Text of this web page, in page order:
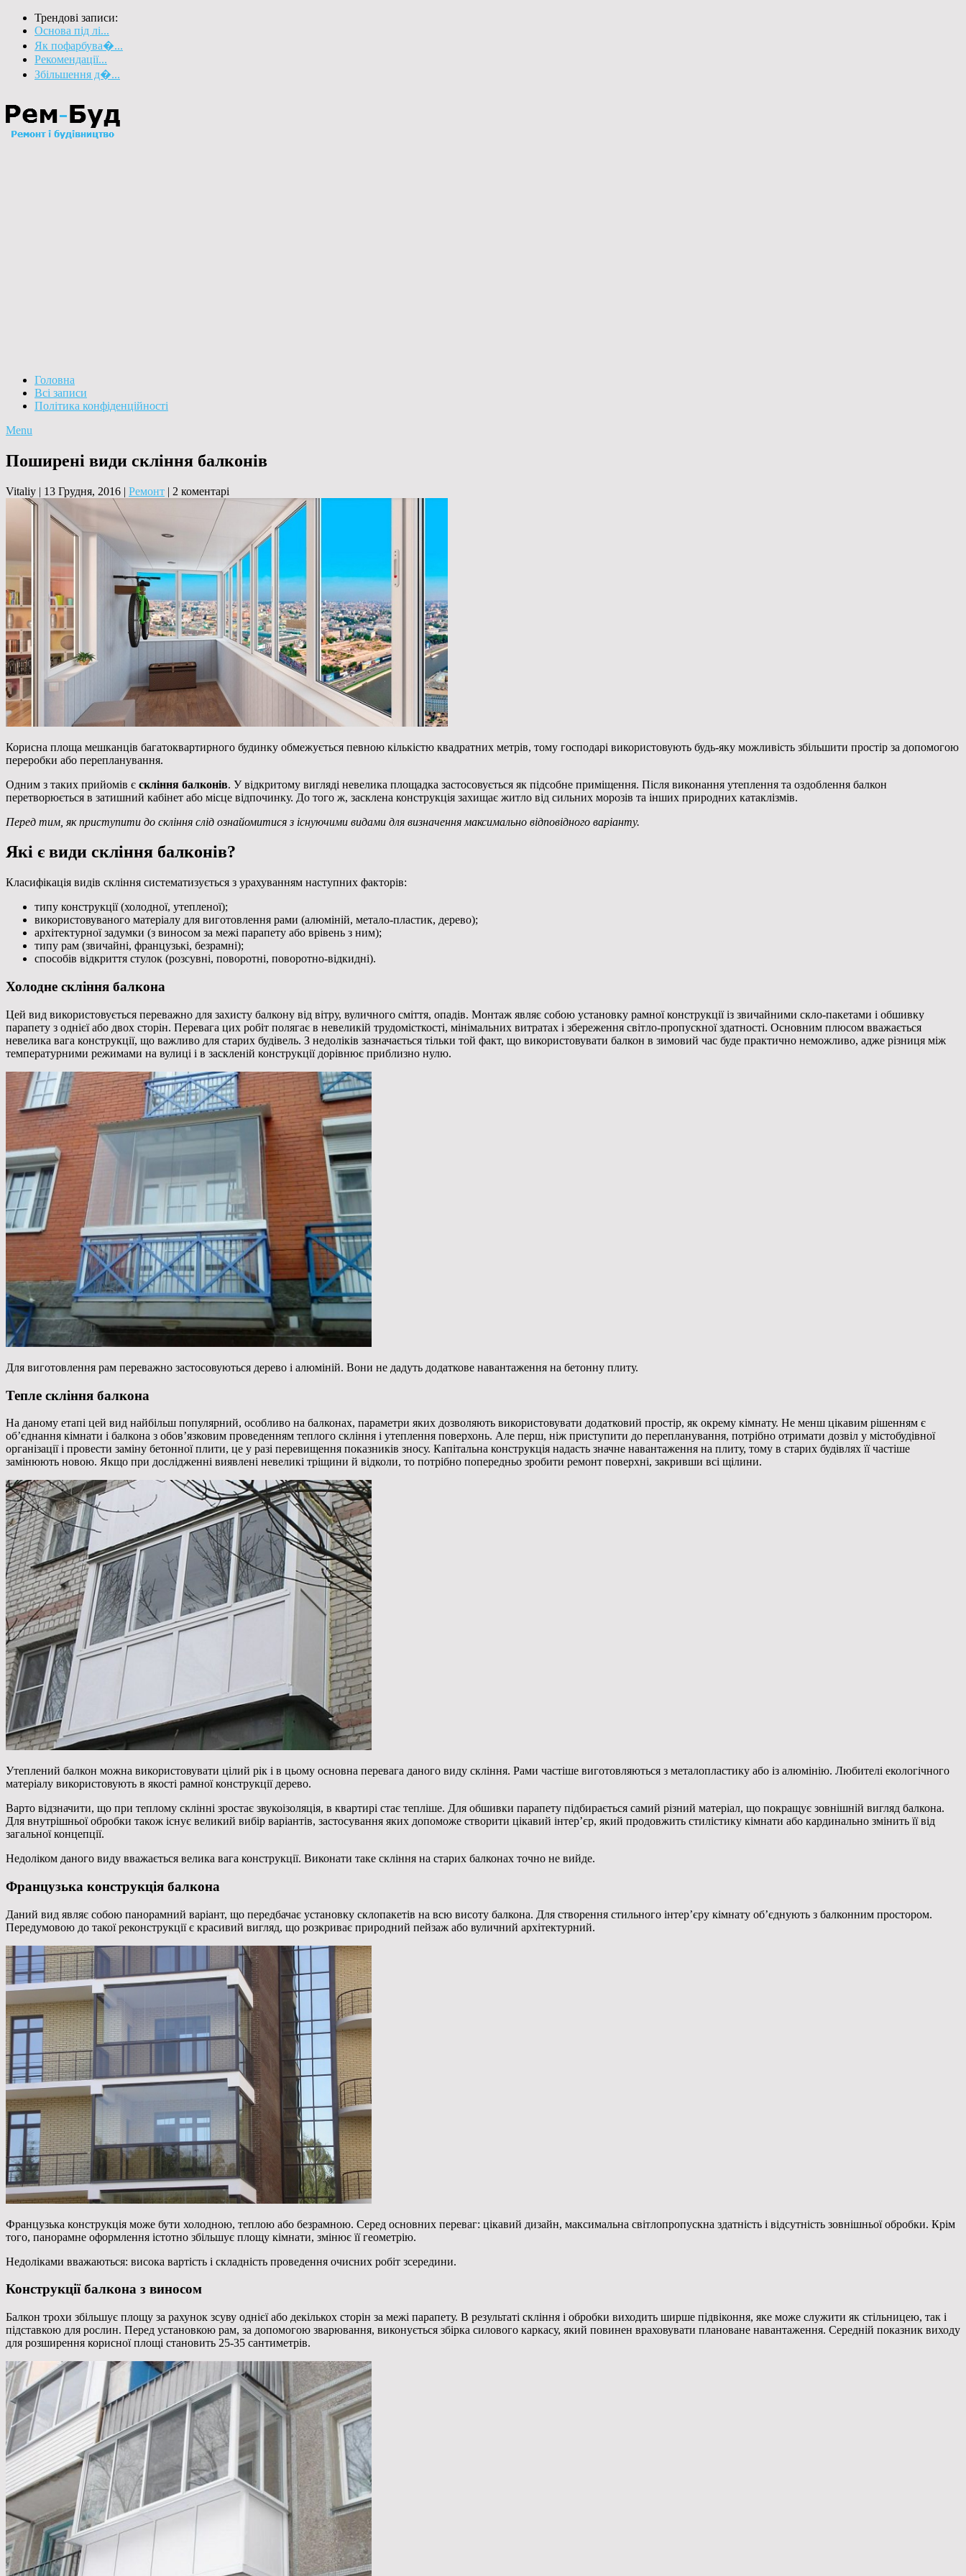
Трендові записи:
Основа під лі...
Як пофарбува�...
Рекомендації...
Збільшення д�...
Головна
Всі записи
Політика конфіденційності
Menu
Поширені види скління балконів
Vitaliy | 13 Грудня, 2016 | Ремонт | 2 коментарі
Корисна площа мешканців багатоквартирного будинку обмежується певною кількістю квадратних метрів, тому господарі використовують будь-яку можливість збільшити простір за допомогою
переробки або перепланування.
Одним з таких прийомів є скління балконів. У відкритому вигляді невелика площадка застосовується як підсобне приміщення. Після виконання утеплення та оздоблення балкон
перетворюється в затишний кабінет або місце відпочинку. До того ж, засклена конструкція захищає житло від сильних морозів та інших природних катаклізмів.
Перед тим, як приступити до скління слід ознайомитися з існуючими видами для визначення максимально відповідного варіанту.
Які є види скління балконів?
Класифікація видів скління систематизується з урахуванням наступних факторів:
типу конструкції (холодної, утепленої);
використовуваного матеріалу для виготовлення рами (алюміній, метало-пластик, дерево);
архітектурної задумки (з виносом за межі парапету або врівень з ним);
типу рам (звичайні, французькі, безрамні);
способів відкриття стулок (розсувні, поворотні, поворотно-відкидні).
Холодне скління балкона
Цей вид використовується переважно для захисту балкону від вітру, вуличного сміття, опадів. Монтаж являє собою установку рамної конструкції із звичайними скло-пакетами і обшивку
парапету з однієї або двох сторін. Перевага цих робіт полягає в невеликій трудомісткості, мінімальних витратах і збереження світло-пропускної здатності. Основним плюсом вважається
невелика вага конструкції, що важливо для старих будівель. З недоліків зазначається тільки той факт, що використовувати балкон в зимовий час буде практично неможливо, адже різниця між
температурними режимами на вулиці і в заскленій конструкції дорівнює приблизно нулю.
Для виготовлення рам переважно застосовуються дерево і алюміній. Вони не дадуть додаткове навантаження на бетонну плиту.
Тепле скління балкона
На даному етапі цей вид найбільш популярний, особливо на балконах, параметри яких дозволяють використовувати додатковий простір, як окрему кімнату. Не менш цікавим рішенням є
об’єднання кімнати і балкона з обов’язковим проведенням теплого скління і утеплення поверхонь. Але перш, ніж приступити до перепланування, потрібно отримати дозвіл у містобудівної
організації і провести заміну бетонної плити, це у разі перевищення показників зносу. Капітальна конструкція надасть значне навантаження на плиту, тому в старих будівлях її частіше
замінюють новою. Якщо при дослідженні виявлені невеликі тріщини й відколи, то потрібно попередньо зробити ремонт поверхні, закривши всі щілини.
Утеплений балкон можна використовувати цілий рік і в цьому основна перевага даного виду скління. Рами частіше виготовляються з металопластику або із алюмінію. Любителі екологічного
матеріалу використовують в якості рамної конструкції дерево.
Варто відзначити, що при теплому склінні зростає звукоізоляція, в квартирі стає тепліше. Для обшивки парапету підбирається самий різний матеріал, що покращує зовнішній вигляд балкона.
Для внутрішньої обробки також існує великий вибір варіантів, застосування яких допоможе створити цікавий інтер’єр, який продовжить стилістику кімнати або кардинально змінить її від
загальної концепції.
Недоліком даного виду вважається велика вага конструкції. Виконати таке скління на старих балконах точно не вийде.
Французька конструкція балкона
Даний вид являє собою панорамний варіант, що передбачає установку склопакетів на всю висоту балкона. Для створення стильного інтер’єру кімнату об’єднують з балконним простором.
Передумовою до такої реконструкції є красивий вигляд, що розкриває природний пейзаж або вуличний архітектурний.
Французька конструкція може бути холодною, теплою або безрамною. Серед основних переваг: цікавий дизайн, максимальна світлопропускна здатність і відсутність зовнішньої обробки. Крім
того, панорамне оформлення істотно збільшує площу кімнати, змінює її геометрію.
Недоліками вважаються: висока вартість і складність проведення очисних робіт зсередини.
Конструкції балкона з виносом
Балкон трохи збільшує площу за рахунок зсуву однієї або декількох сторін за межі парапету. В результаті скління і обробки виходить ширше підвіконня, яке може служити як стільницею, так і
підставкою для рослин. Перед установкою рам, за допомогою зварювання, виконується збірка силового каркасу, який повинен враховувати плановане навантаження. Середній показник виходу
для розширення корисної площі становить 25-35 сантиметрів.